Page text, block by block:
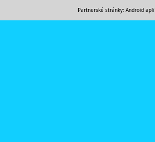
Partnerské stránky: Android